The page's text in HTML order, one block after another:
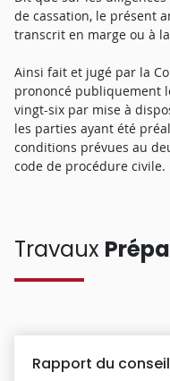
de cassation, le présent
transcrit en marge ou à
Ainsi fait et jugé par la
prononcé publiquement
vingt-six par mise à
les parties ayant été
conditions prévues au
code de procédure civile.
Travaux
Rapport du